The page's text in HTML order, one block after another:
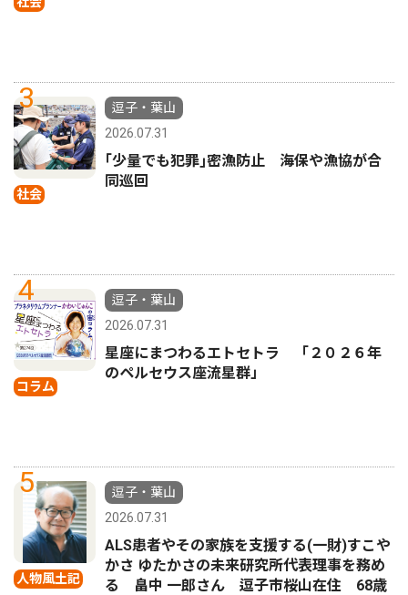
3
社会
逗子・葉山
2026.07.31
｢少量でも犯罪｣密漁防止 海保や漁協が合
同巡回
4
コラム
逗子・葉山
2026.07.31
星座にまつわるエトセトラ 「２０２６年
のペルセウス座流星群」
5
人物風土記
逗子・葉山
2026.07.31
ALS患者やその家族を支援する(一財)すこや
かさ ゆたかさの未来研究所代表理事を務め
る 畠中 一郎さん 逗子市桜山在住 68歳